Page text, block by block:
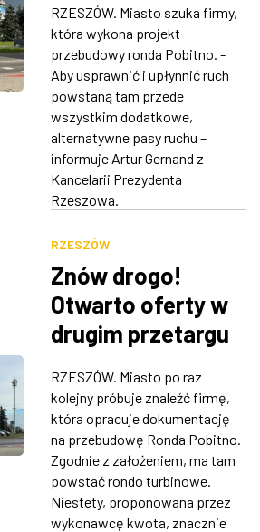
RZESZÓW. Miasto szuka firmy,
która wykona projekt
przebudowy ronda Pobitno. -
Aby usprawnić i upłynnić ruch
powstaną tam przede
wszystkim dodatkowe,
alternatywne pasy ruchu –
informuje Artur Gernand z
Kancelarii Prezydenta
Rzeszowa.
RZESZÓW
Znów drogo!
Otwarto oferty w
drugim przetargu
przebudowy ronda
Pobitno
RZESZÓW. Miasto po raz
kolejny próbuje znaleźć firmę,
która opracuje dokumentację
na przebudowę Ronda Pobitno.
Zgodnie z założeniem, ma tam
powstać rondo turbinowe.
Niestety, proponowana przez
wykonawcę kwota, znacznie